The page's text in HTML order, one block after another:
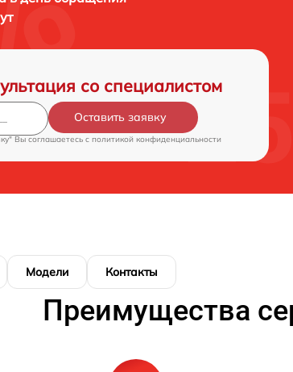
со специалистом
Оставить заявку
Вы соглашаетесь c политикой конфиденциальности
Модели Контакты
Преимущества